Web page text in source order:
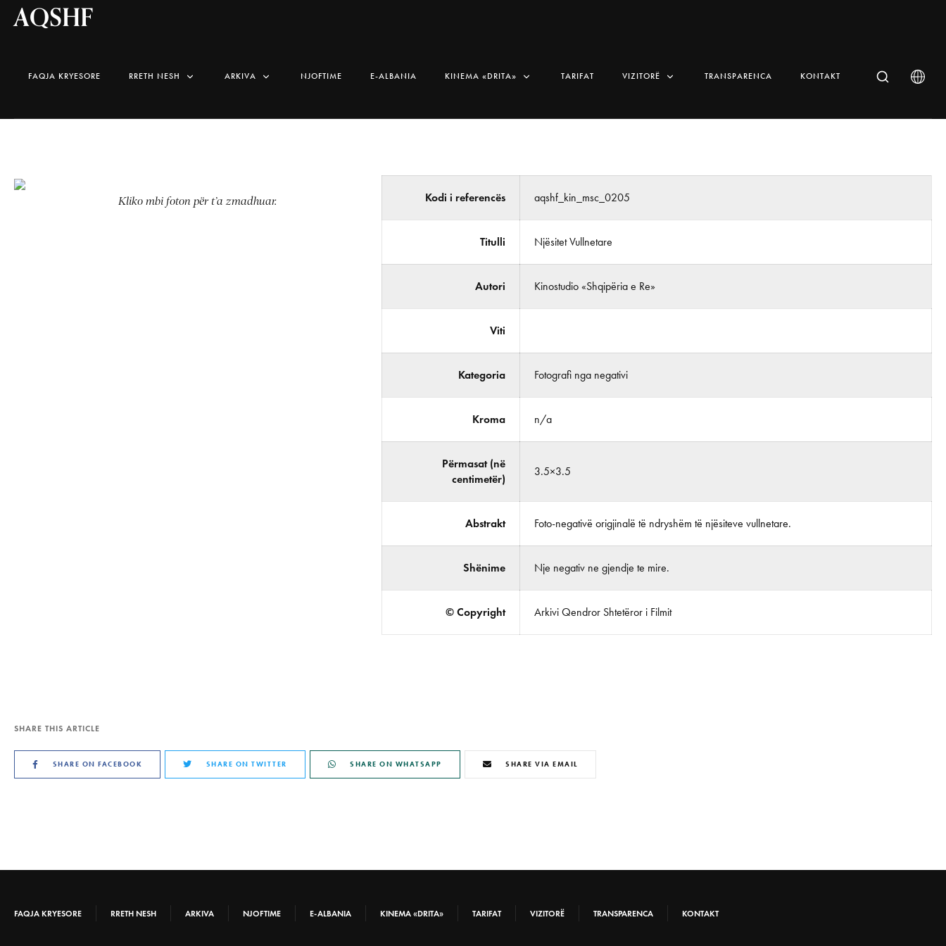
AQSHF
FAQJA KRYESORE RRETH NESH ARKIVA NJOFTIME E-ALBANIA KINEMA «DRITA» TARIFAT VIZITORË TRANSPARENCA KONTAKT
Kliko mbi foton për t’a zmadhuar. Kodi i referencës aqshf_kin_msc_0205
Titulli Njësitet Vullnetare
Autori Kinostudio «Shqipëria e Re»
Viti
Kategoria Fotografi nga negativi
Kroma n/a
Përmasat (në
centimetër)
3.5×3.5
Abstrakt Foto-negativë origjinalë të ndryshëm të njësiteve vullnetare.
Shënime Nje negativ ne gjendje te mire.
© Copyright Arkivi Qendror Shtetëror i Filmit
SHARE THIS ARTICLE
SHARE ON FACEBOOK SHARE ON TWITTER SHARE ON WHATSAPP SHARE VIA EMAIL
FAQJA KRYESORE RRETH NESH ARKIVA NJOFTIME E-ALBANIA KINEMA «DRITA» TARIFAT VIZITORË TRANSPARENCA KONTAKT